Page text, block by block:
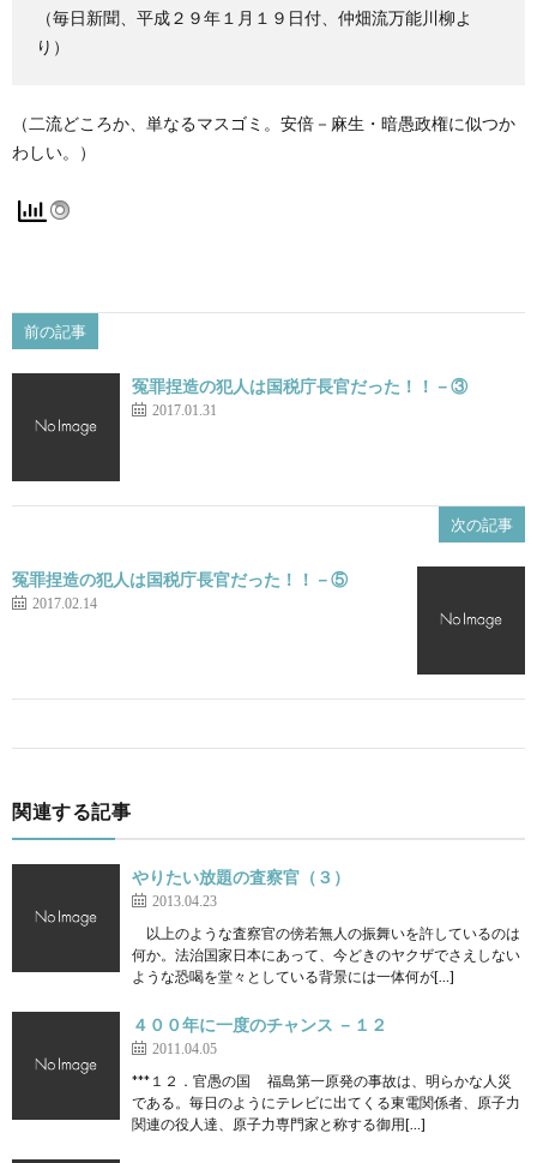
（毎日新聞、平成２９年１月１９日付、仲畑流万能川柳よ
り）
（二流どころか、単なるマスゴミ。安倍－麻生・暗愚政権に似つか
わしい。）
前の記事
冤罪捏造の犯人は国税庁長官だった！！－③
2017.01.31
次の記事
冤罪捏造の犯人は国税庁長官だった！！－⑤
2017.02.14
関連する記事
やりたい放題の査察官（３）
2013.04.23
以上のような査察官の傍若無人の振舞いを許しているのは
何か。法治国家日本にあって、今どきのヤクザでさえしない
ような恐喝を堂々としている背景には一体何が[…]
４００年に一度のチャンス －１２
2011.04.05
***１２．官愚の国 福島第一原発の事故は、明らかな人災
である。毎日のようにテレビに出てくる東電関係者、原子力
関連の役人達、原子力専門家と称する御用[…]